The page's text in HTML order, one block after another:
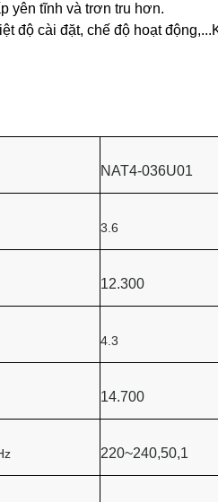
yên tĩnh và trơn tru hơn.
độ cài đặt, chế độ hoạt
NAT4-036U01
3.6
12.300
4.3
14.700
220~240,50,1